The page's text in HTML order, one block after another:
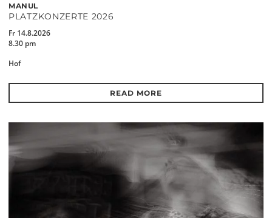
MANUL
PLATZKONZERTE 2026
Fr 14.8.2026
8.30 pm
Hof
READ MORE